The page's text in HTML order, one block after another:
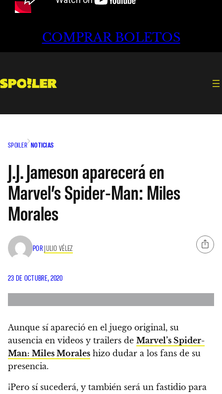
COMPRAR BOLETOS
SPOILER NOTICIAS
J.J. Jameson aparecerá en
Marvel’s Spider-Man: Miles
Morales
POR JULIO VÉLEZ
23 DE OCTUBRE, 2020
Aunque sí apareció en el juego original, su
ausencia en videos y trailers de Marvel’s Spider-
Man: Miles Morales hizo dudar a los fans de su
presencia.
¡Pero sí sucederá, y también será un fastidio para